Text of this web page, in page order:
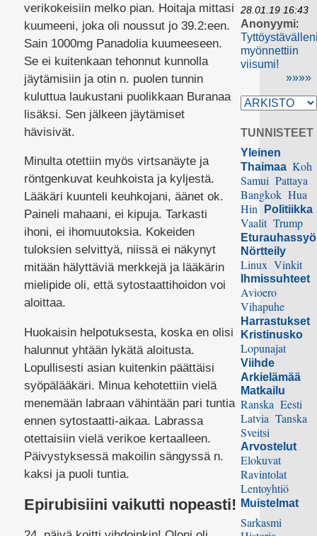
verikokeisiin melko pian. Hoitaja mittasi
kuumeeni, joka oli noussut jo 39.2:een.
Sain 1000mg Panadolia kuumeeseen.
Se ei kuitenkaan tehonnut kunnolla
jäytämisiin ja otin n. puolen tunnin
kuluttua laukustani puolikkaan Buranaa
lisäksi. Sen jälkeen jäytämiset
hävisivät.
Minulta otettiin myös virtsanäyte ja
röntgenkuvat keuhkoista ja kyljestä.
Lääkäri kuunteli keuhkojani, äänet ok.
Paineli mahaani, ei kipuja. Tarkasti
ihoni, ei ihomuutoksia. Kokeiden
tuloksien selvittyä, niissä ei näkynyt
mitään hälyttäviä merkkejä ja lääkärin
mielipide oli, että sytostaattihoidon voi
aloittaa.
Huokaisin helpotuksesta, koska en olisi
halunnut yhtään lykätä aloitusta.
Lopullisesti asian kuitenkin päättäisi
syöpälääkäri. Minua kehotettiin vielä
menemään labraan vähintään pari tuntia
ennen sytostaatti-aikaa. Labrassa
otettaisiin vielä verikoe kertaalleen.
Päivystyksessä makoilin sängyssä n.
kaksi ja puoli tuntia.
Epirubisiini vaikutti nopeasti!
28.01.19 16:43
Anonyymi:
myönnettiin
viisumi!
»»»»
TUNNISTEET
Yleinen
Thaimaa Koh
Samui Pattaya
Bangkok Hua
Hin
Politiikka
Vaalit Trump
Nörtteily
Linux Vinkit
Ihmissuhteet
Avioero
Vihapuhe
Harrastukset
Kristinusko
Lopunajat
Viihde
Arkielämää
Matkailu
Ranska Eesti
Latvia Tanska
Sveitsi
Arvostelut
Elokuvat
Ravintolat
Lentoyhtiö
Muistelmat
Sarkasmi